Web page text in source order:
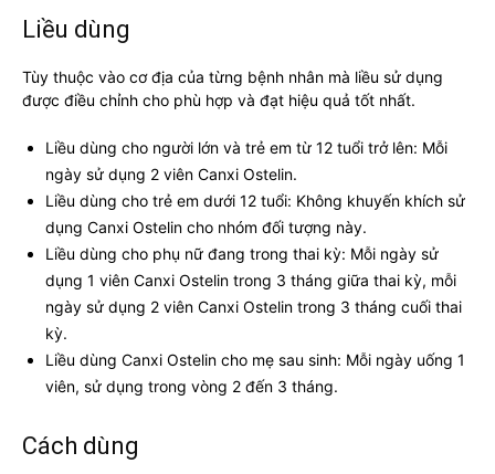
Liều dùng
Tùy thuộc vào cơ địa của từng bệnh nhân mà liều sử dụng
được điều chỉnh cho phù hợp và đạt hiệu quả tốt nhất.
Liều dùng cho người lớn và trẻ em từ 12 tuổi trở lên: Mỗi
ngày sử dụng 2 viên Canxi Ostelin.
Liều dùng cho trẻ em dưới 12 tuổi: Không khuyến khích sử
dụng Canxi Ostelin cho nhóm đối tượng này.
Liều dùng cho phụ nữ đang trong thai kỳ: Mỗi ngày sử
dụng 1 viên Canxi Ostelin trong 3 tháng giữa thai kỳ, mỗi
ngày sử dụng 2 viên Canxi Ostelin trong 3 tháng cuối thai
kỳ.
Liều dùng Canxi Ostelin cho mẹ sau sinh: Mỗi ngày uống 1
viên, sử dụng trong vòng 2 đến 3 tháng.
Cách dùng